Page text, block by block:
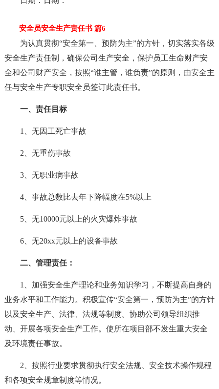
安全员安全生产责任书 篇6
为认真贯彻“安全第一、预防为主”的方针，切实落实各级
安全生产责任制，确保公司生产安全，保护员工生命财产安
全和公司财产安全，按照“谁主管，谁负责”的原则，由安全主
任与安全生产专职安全员签订此责任书。
一、责任目标
1、无因工死亡事故
2、无重伤事故
3、无职业病事故
4、事故总数比去年下降幅度在5%以上
5、无10000元以上的火灾爆炸事故
6、无20xx元以上的设备事故
二、管理责任：
1、加强安全生产理论和业务知识学习，不断提高自身的
业务水平和工作能力。积极宣传“安全第一，预防为主”的方针
以及安全生产、法律、法规等制度。协助公司领导组织推
动、开展各项安全生产工作。使所在项目部不发生重大安全
及环境责任事故。
2、按照行业要求贯彻执行安全法规、安全技术操作规程
和各项安全规章制度等情况。